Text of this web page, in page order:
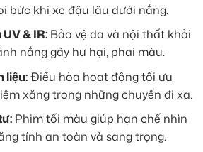
bức khi xe đậu lâu dưới nắng.
& IR: Bảo vệ da và nội thất khỏi
nắng gây hư hại, phai màu.
liệu:Điều hòa hoạt động tối ưu
xăng trong những chuyến đi xa.
Phim tối màu giúp hạn chế nhìn
tính an toàn và sang trọng.